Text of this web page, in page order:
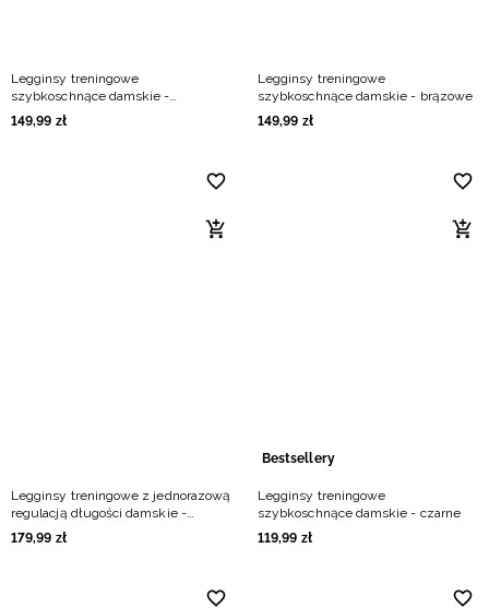
Legginsy treningowe
szybkoschnące damskie -
multikolor
149,99 zł
Legginsy treningowe
szybkoschnące damskie - brązowe
149,99 zł
Legginsy treningowe z jednorazową
regulacją długości damskie -
brązowe
179,99 zł
Bestsellery
Legginsy treningowe
szybkoschnące damskie - czarne
119,99 zł